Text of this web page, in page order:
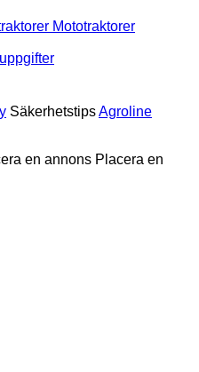
Mototraktorer
SäkerhetstipsAgroline
en annons Placera en